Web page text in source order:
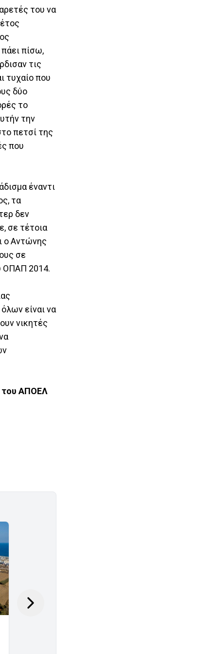
του να
πίσω,
τις
τυχαίο που
δύο
το
την
πετσί της
που
έναντι
τα
δεν
σε τέτοια
ο Αντώνης
σε
ΟΠΑΠ 2014.
είναι να
νικητές
του ΑΠΟΕΛ